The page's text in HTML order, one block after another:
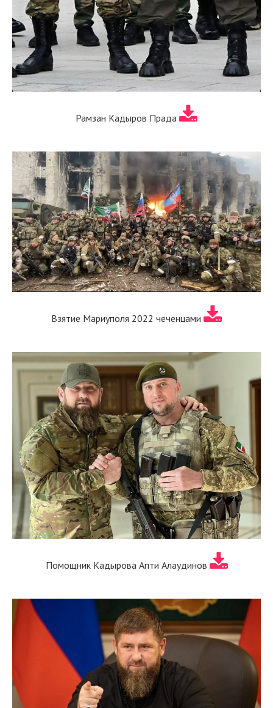
Рамзан Кадыров Прада
Взятие Мариуполя 2022 чеченцами
Помощник Кадырова Апти Алаудинов